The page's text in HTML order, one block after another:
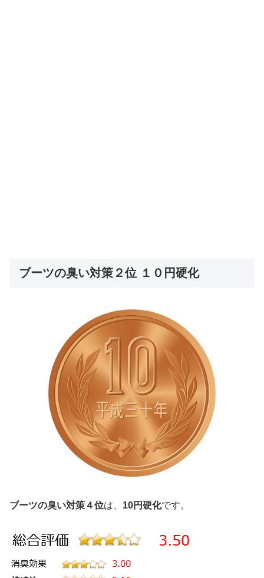
ブーツの臭い対策２位 １０円硬化
ブーツの臭い対策４位は、 10円硬化です。